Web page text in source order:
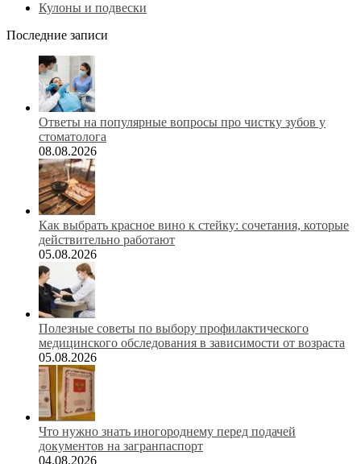
Кулоны и подвески
Последние записи
Ответы на популярные вопросы про чистку зубов у
стоматолога
08.08.2026
Как выбрать красное вино к стейку: сочетания, которые
действительно работают
05.08.2026
Полезные советы по выбору профилактического
медицинского обследования в зависимости от возраста
05.08.2026
Что нужно знать иногороднему перед подачей
документов на загранпаспорт
04.08.2026